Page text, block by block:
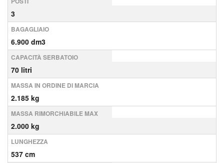
3
BAGAGLIAIO
6.900 dm3
CAPACITÀ SERBATOIO
70 litri
MASSA IN ORDINE DI MARCIA
2.185 kg
MASSA RIMORCHIABILE MAX
2.000 kg
LUNGHEZZA
537 cm